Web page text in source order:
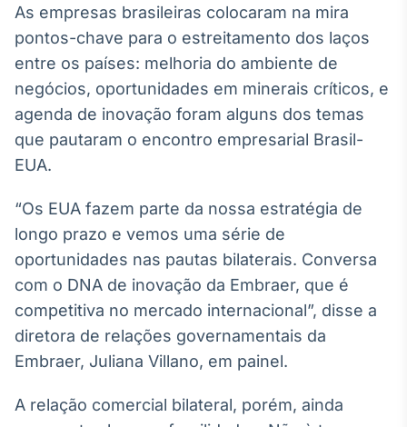
e Conteúdos
Broadcast
OTC
Plataforma para
ativos
integração de
conteúdos e
dados
Broadcast
Ticker
Cotações e
headlines de
As empresas brasileiras colocaram na mira
pontos-chave para o estreitamento dos laços
entre os países: melhoria do ambiente de
negócios, oportunidades em minerais críticos, e
agenda de inovação foram alguns dos temas
que pautaram o encontro empresarial Brasil-
EUA.
“Os EUA fazem parte da nossa estratégia de
longo prazo e vemos uma série de
oportunidades nas pautas bilaterais. Conversa
com o DNA de inovação da Embraer, que é
competitiva no mercado internacional”, disse a
diretora de relações governamentais da
Embraer, Juliana Villano, em painel.
A relação comercial bilateral, porém, ainda